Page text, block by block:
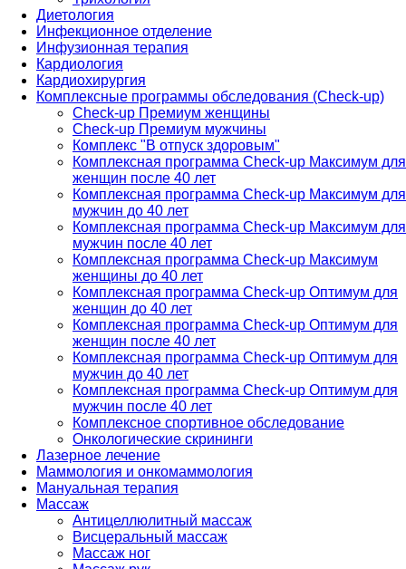
Диетология
Инфекционное отделение
Инфузионная терапия
Кардиология
Кардиохирургия
Комплексные программы обследования (Check-up)
Check-up Премиум женщины
Check-up Премиум мужчины
Комплекс "В отпуск здоровым"
Комплексная программа Check-up Максимум для
женщин после 40 лет
Комплексная программа Check-up Максимум для
мужчин до 40 лет
Комплексная программа Check-up Максимум для
мужчин после 40 лет
Комплексная программа Check-up Максимум
женщины до 40 лет
Комплексная программа Check-up Оптимум для
женщин до 40 лет
Комплексная программа Check-up Оптимум для
женщин после 40 лет
Комплексная программа Check-up Оптимум для
мужчин до 40 лет
Комплексная программа Check-up Оптимум для
мужчин после 40 лет
Комплексное спортивное обследование
Онкологические скрининги
Лазерное лечение
Маммология и онкомаммология
Мануальная терапия
Массаж
Антицеллюлитный массаж
Висцеральный массаж
Массаж ног